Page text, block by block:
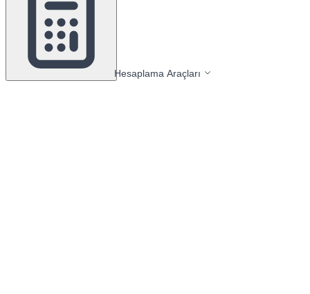
Hesaplama Araçları